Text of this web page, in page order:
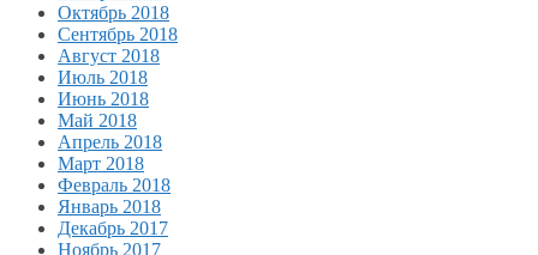
Октябрь 2018
Сентябрь 2018
Август 2018
Июль 2018
Июнь 2018
Май 2018
Апрель 2018
Март 2018
Февраль 2018
Январь 2018
Декабрь 2017
Ноябрь 2017